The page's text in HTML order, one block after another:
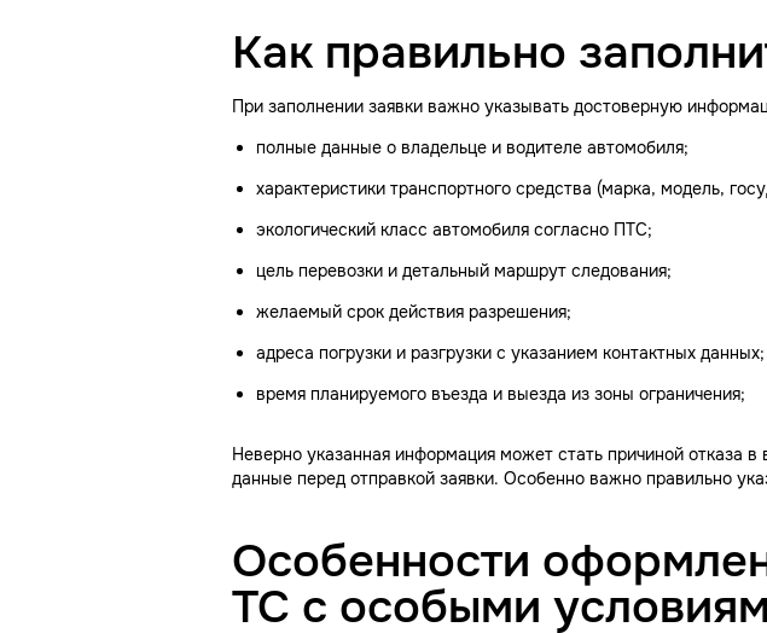
Как правильно
При заполнении заявки важно указывать достоверную
полные данные о владельце и водителе автомобиля;
характеристики транспортного средства (марка, модель,
экологический класс автомобиля согласно ПТС;
цель перевозки и детальный маршрут следования;
желаемый срок действия разрешения;
адреса погрузки и разгрузки с указанием контактных данных;
время планируемого въезда и выезда из зоны ограничения;
Неверно указанная информация может стать причиной отказа
данные перед отправкой заявки. Особенно важно правильно
Особенности
ТС с особыми